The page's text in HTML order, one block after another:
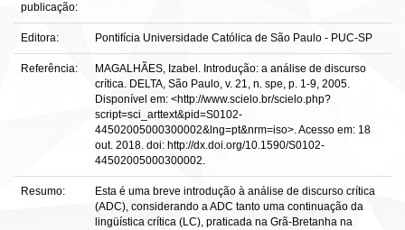
publicação:
Editora: Pontifícia Universidade Católica de São Paulo - PUC-SP
Referência:
MAGALHÃES, Izabel. Introdução: a análise de discurso
crítica. DELTA, São Paulo, v. 21, n. spe, p. 1-9, 2005.
Disponível em: <http://www.scielo.br/scielo.php?
script=sci_arttext&pid=S0102-
44502005000300002&lng=pt&nrm=iso>. Acesso em: 18
out. 2018. doi: http://dx.doi.org/10.1590/S0102-
44502005000300002.
Resumo:
Esta é uma breve introdução à análise de discurso crítica
(ADC), considerando a ADC tanto uma continuação da
lingüística crítica (LC), praticada na Grã-Bretanha na